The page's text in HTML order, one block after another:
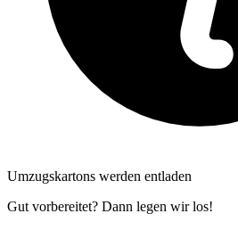
Umzugskartons werden entladen
Gut vorbereitet? Dann legen wir los!